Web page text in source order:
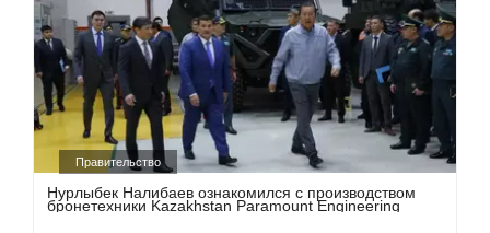
Правительство
Нурлыбек Налибаев ознакомился с производством
бронетехники Kazakhstan Paramount Engineering